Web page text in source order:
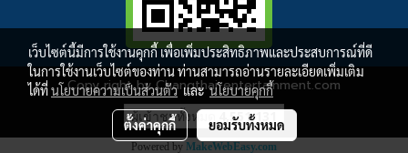
Copy right by Changthai-entertainment.com
ผู้เข้าชมทั้งหมด 4,551,131
Powered by MakeWebEasy.com
เว็บไซต์นี้มีการใช้งานคุกกี้ เพื่อเพิ่มประสิทธิภาพและประสบการณ์ที่ดี
ในการใช้งานเว็บไซต์ของท่าน ท่านสามารถอ่านรายละเอียดเพิ่มเติม
ได้ที่นโยบายความเป็นส่วนตัวและนโยบายคุกกี้
ตั้งค่าคุกกี้ ยอมรับทั้งหมด